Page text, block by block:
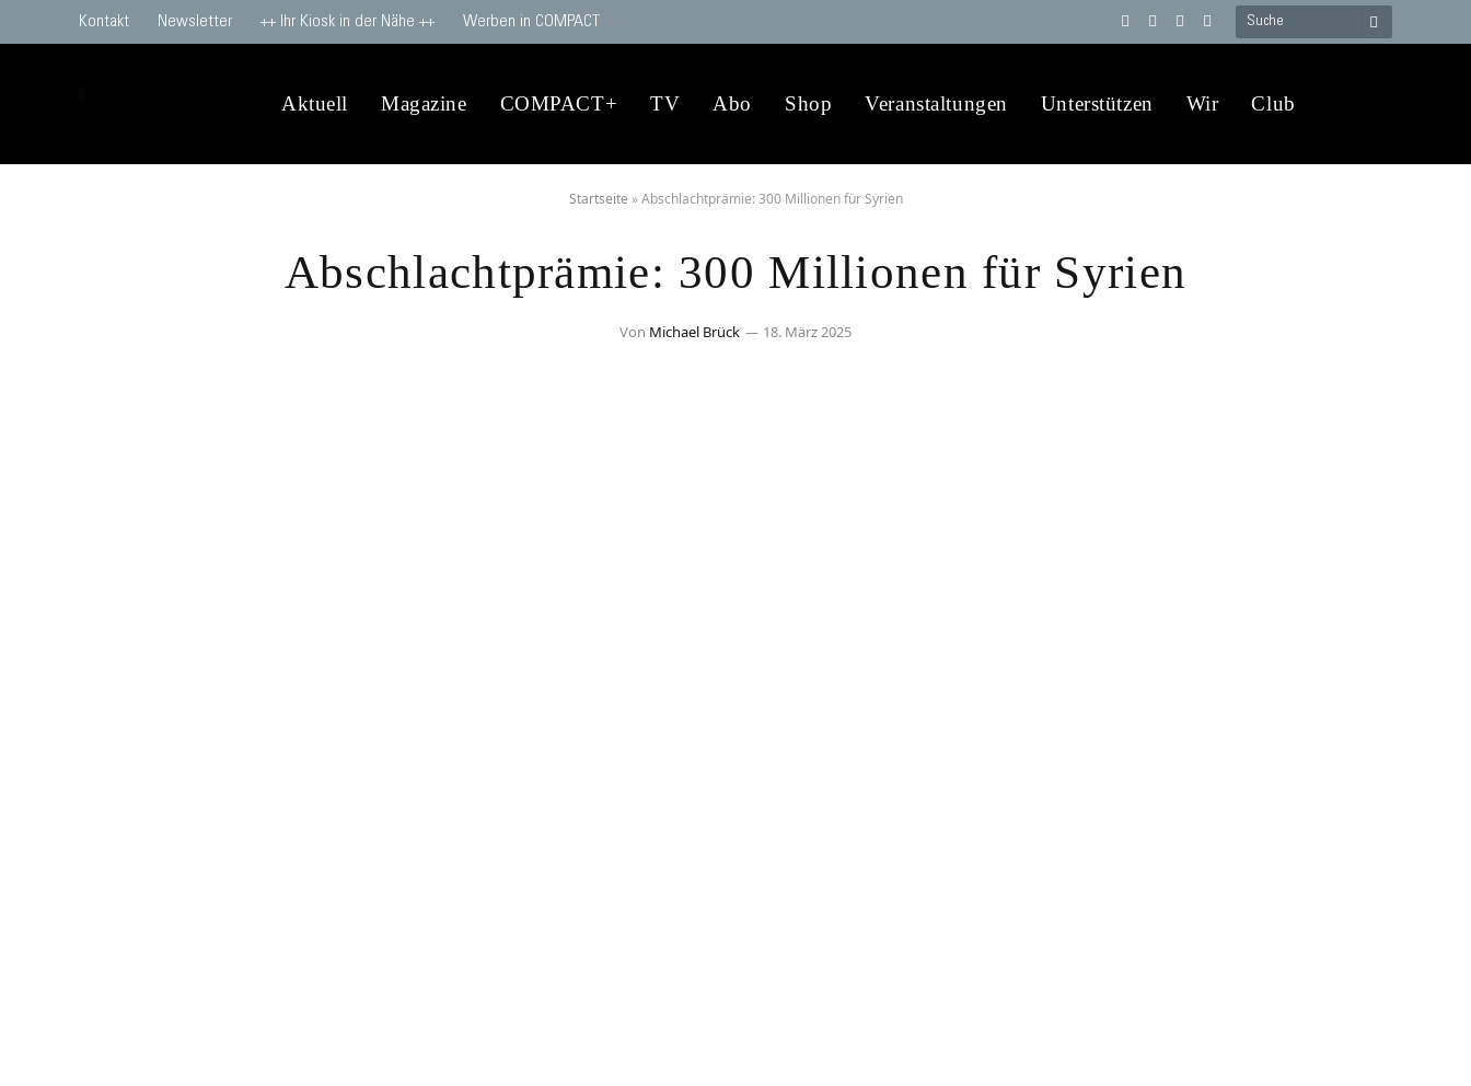
Kontakt Newsletter ++ Ihr Kiosk in der Nähe ++ Werben in COMPACT
Telegram
YouTube
X
WhatsApp
Aktuell Magazine COMPACT+ TV Abo Shop Veranstaltungen Unterstützen Wir Club
Startseite »Abschlachtprämie: 300 Millionen für Syrien
Abschlachtprämie: 300 Millionen für Syrien
Von Michael Brück 18. März 2025